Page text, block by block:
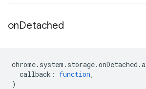
onDetached
chrome. system . storage.onDetached .
callback : function,
)